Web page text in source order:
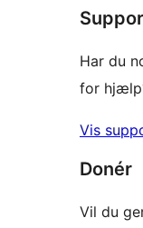
Har du
for
Vis
Donér
Vil du